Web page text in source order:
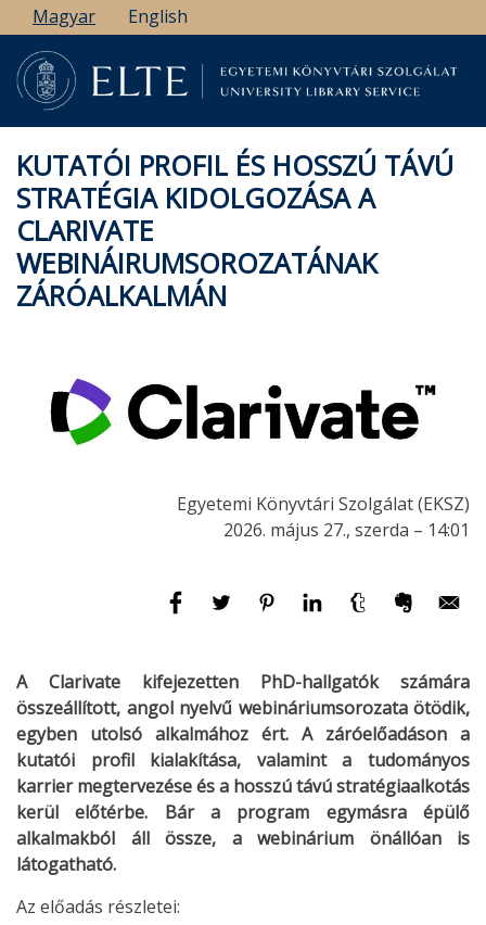
Ugrás
a
tartalomra
Magyar English
KUTATÓI PROFIL ÉS HOSSZÚ TÁVÚ
STRATÉGIA KIDOLGOZÁSA A
CLARIVATE
WEBINÁIRUMSOROZATÁNAK
ZÁRÓALKALMÁN
Egyetemi Könyvtári Szolgálat (EKSZ)
2026. május 27., szerda – 14:01
A Clarivate kifejezetten PhD-hallgatók számára
összeállított, angol nyelvű webináriumsorozata ötödik,
egyben utolsó alkalmához ért. A záróelőadáson a
kutatói profil kialakítása, valamint a tudományos
karrier megtervezése és a hosszú távú stratégiaalkotás
kerül előtérbe. Bár a program egymásra épülő
alkalmakból áll össze, a webinárium önállóan is
látogatható.
Az előadás részletei: